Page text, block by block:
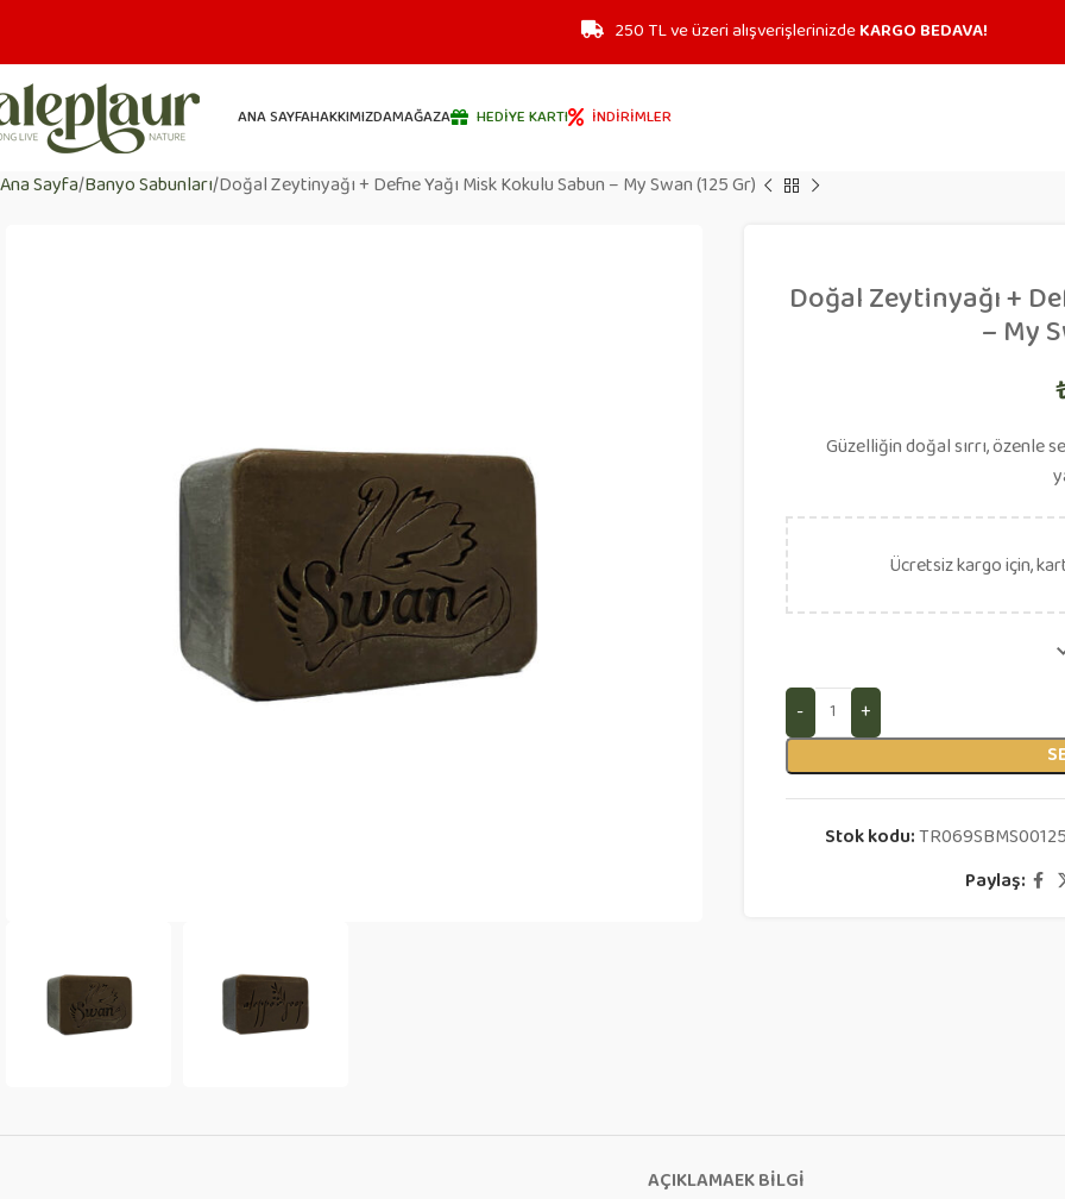
ANA SAYFAHAKKIMIZDAMAĞAZA HEDIYE KARTI İNDIRIMLER
Ana Sayfa Banyo Sabunları Doğal Zeytinyağı + Defne Yağı Misk Kokulu Sabun – My Swan (125 Gr)
Doğal Zeytinyağı +
– My
Güzelliğin doğal sırrı, özenle
Ücretsiz kargo için,
Stok kodu:TR069SBMS00125
Paylaş:
AÇIKLAMAEK BILGI
250 TL ve üzeri alışverişlerinizdeKARGO BEDAVA!